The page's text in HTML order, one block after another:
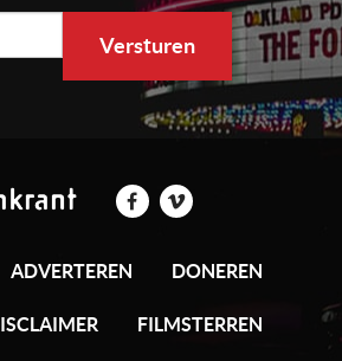
ADVERTEREN DONEREN
FILMSTERREN